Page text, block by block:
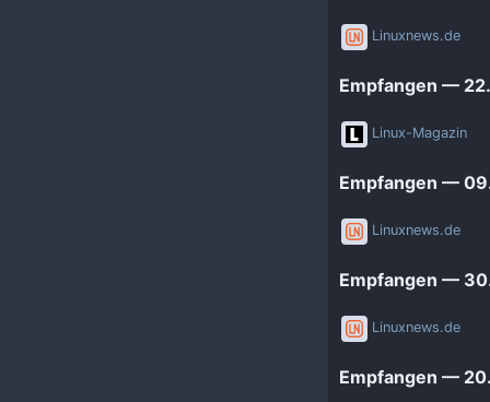
Linuxnews.de
Empfangen —
Linux-Magazin
Empfangen —
Linuxnews.de
Empfangen —
Linuxnews.de
Empfangen —